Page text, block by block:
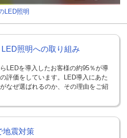
LED照明
照明への取り組み
LEDを導入したお客様の約95％が導
評価をしています。LED導入にあた
なぜ選ばれるのか、その理由をご紹
地震対策